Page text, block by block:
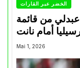
الخضر عبر القارات
من قائمة
أمام نانت
Mai 1, 2026